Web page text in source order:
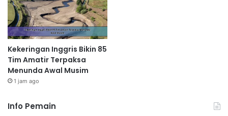
Kekeringan Inggris Bikin 85
Tim Amatir Terpaksa
Menunda Awal Musim
1 jam ago
Info Pemain